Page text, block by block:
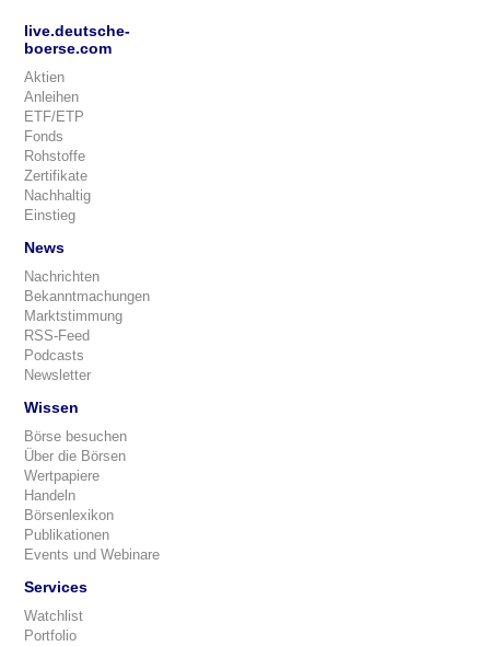
live.deutsche-
boerse.com
Aktien
Anleihen
ETF/ETP
Fonds
Rohstoffe
Zertifikate
Nachhaltig
Einstieg
News
Nachrichten
Bekanntmachungen
Marktstimmung
RSS-Feed
Podcasts
Newsletter
Wissen
Börse besuchen
Über die Börsen
Wertpapiere
Handeln
Börsenlexikon
Publikationen
Events und Webinare
Services
Watchlist
Portfolio